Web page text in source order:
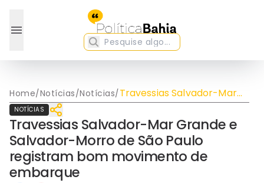
Home/Notícias/Notícias/Travessias Salvador-Mar
Grande e Salvador-Morro
bom movimento de
embarque
NOTÍCIAS
Travessias Salvador-Mar Grande e
Salvador-Morro de São Paulo
registram bom movimento de
embarque